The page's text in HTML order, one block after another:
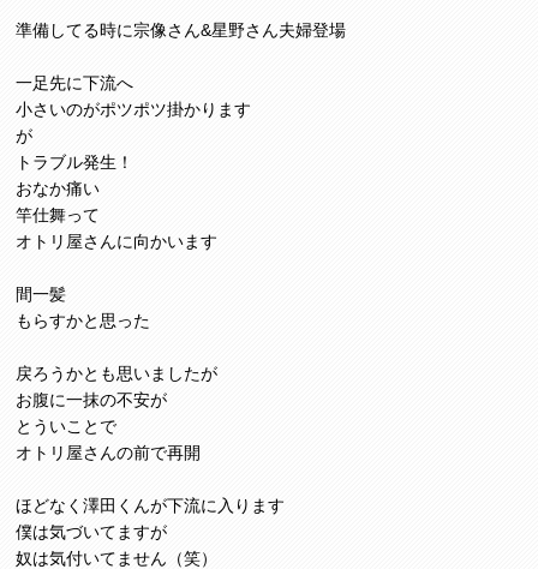
準備してる時に宗像さん&星野さん夫婦登場
一足先に下流へ
小さいのがポツポツ掛かります
が
トラブル発生！
おなか痛い
竿仕舞って
オトリ屋さんに向かいます
間一髪
もらすかと思った
戻ろうかとも思いましたが
お腹に一抹の不安が
とういことで
オトリ屋さんの前で再開
ほどなく澤田くんが下流に入ります
僕は気づいてますが
奴は気付いてません（笑）